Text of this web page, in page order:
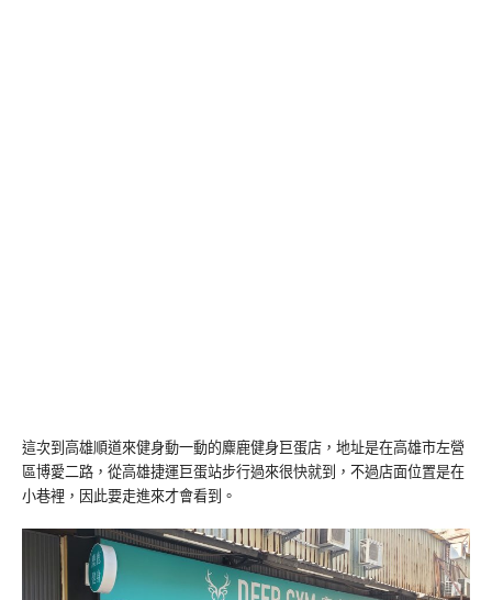
這次到高雄順道來健身動一動的麋鹿健身巨蛋店，地址是在高雄市左營
區博愛二路，從高雄捷運巨蛋站步行過來很快就到，不過店面位置是在
小巷裡，因此要走進來才會看到。